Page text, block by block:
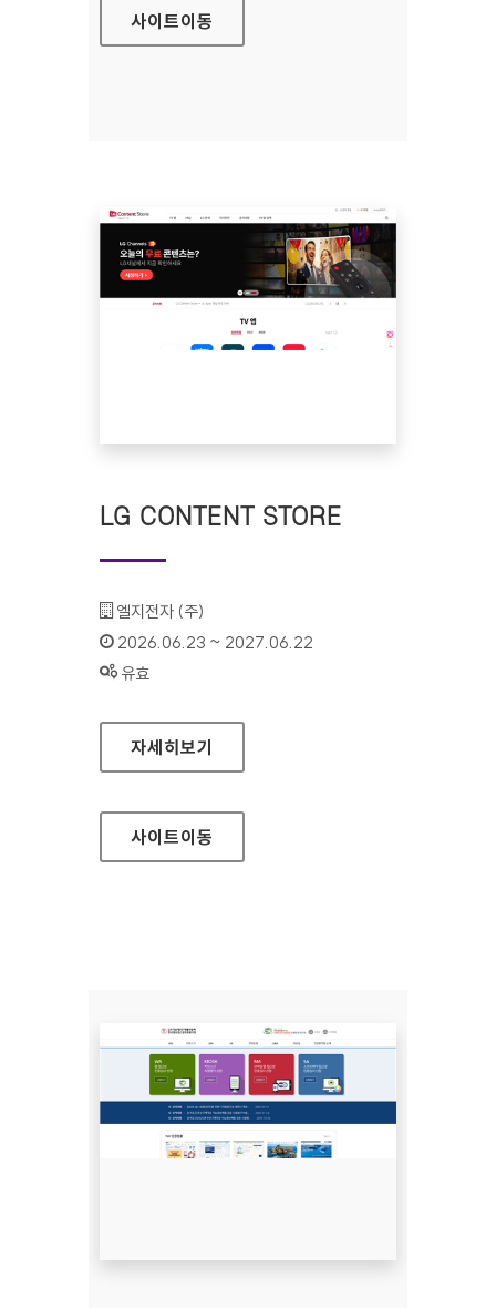
사이트이동
LG CONTENT STORE
기관명 :
엘지전자 (주)
인증기간 :
2026.06.23 ~ 2027.06.22
상태 :
유효
LG CONTENT STORE
자세히보기
사이트이동